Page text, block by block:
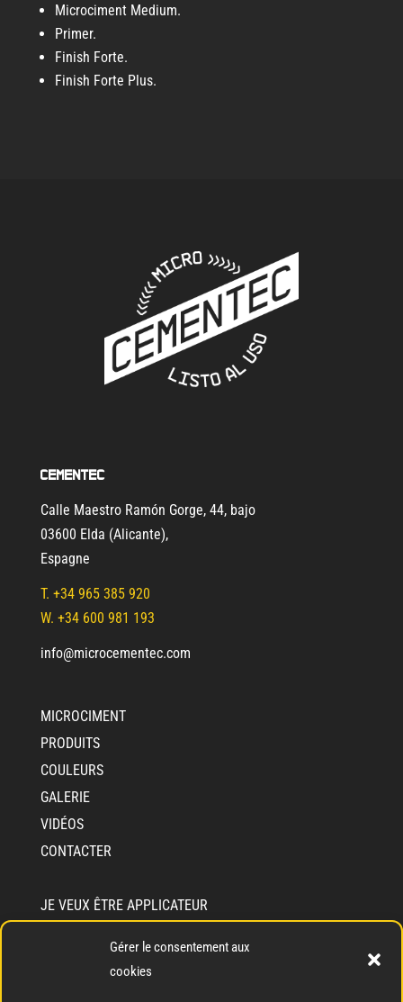
Gérer le consentement aux
cookies
Microciment Medium.
Primer.
Finish Forte.
Finish Forte Plus.
Cementec
Calle Maestro Ramón Gorge, 44, bajo
03600 Elda (Alicante),
Espagne
T. +34 965 385 920
W. +34 600 981 193
info@microcementec.com
MICROCIMENT
PRODUITS
COULEURS
GALERIE
VIDÉOS
CONTACTER
JE VEUX ÊTRE APPLICATEUR